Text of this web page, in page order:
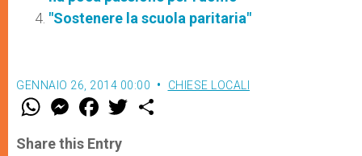
"Sostenere la scuola paritaria"
GENNAIO 26, 2014 00:00 CHIESE LOCALI
W
t
s
M
e
s
e
F
a
e
b
w
Share this Entry